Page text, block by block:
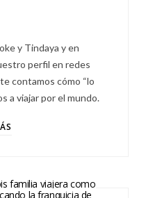
y Tindaya y en
perfil en redes
contamos cómo “lo
a viajar por el mundo.
familia viajera como
la franquicia de